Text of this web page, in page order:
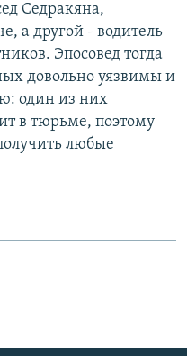
Седракяна,
а другой - водитель
Эпосовед тогда
довольно уязвимы и
один из них
в тюрьме, поэтому
любые